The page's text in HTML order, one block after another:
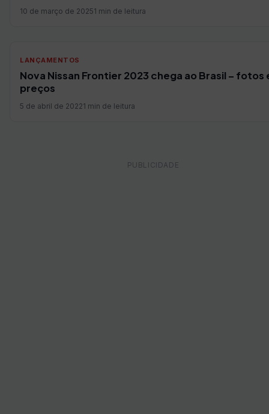
10 de março de 20251 min de leitura
LANÇAMENTOS
Nova Nissan Frontier 2023 chega ao Brasil – fotos
preços
5 de abril de 20221 min de leitura